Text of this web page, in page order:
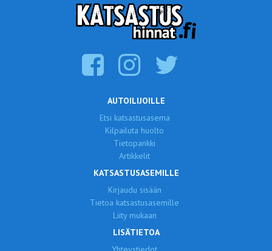
AUTOILIJOILLE
Etsi katsastusasema
Kilpailuta huolto
Tietopankki
Artikkelit
KATSASTUSASEMILLE
Kirjaudu sisään
Tietoa katsastusasemille
Liity mukaan
LISÄTIETOA